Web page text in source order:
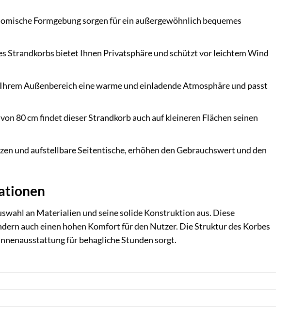
Formgebung sorgen für ein außergewöhnlich bequemes
Strandkorbs bietet Ihnen Privatsphäre und schützt vor leichtem Wind
Außenbereich eine warme und einladende Atmosphäre und passt
80 cm findet dieser Strandkorb auch auf kleineren Flächen seinen
und aufstellbare Seitentische, erhöhen den Gebrauchswert und den
an Materialien und seine solide Konstruktion aus. Diese
auch einen hohen Komfort für den Nutzer. Die Struktur des Korbes
für behagliche Stunden sorgt.